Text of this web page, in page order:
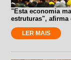
"Esta economia
estruturas", afirma
LER MAIS